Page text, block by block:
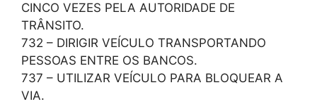
CINCO VEZES PELA AUTORIDADE DE
TRÂNSITO.
732 – DIRIGIR VEÍCULO TRANSPORTANDO
PESSOAS ENTRE OS BANCOS.
737 – UTILIZAR VEÍCULO PARA BLOQUEAR A
VIA.